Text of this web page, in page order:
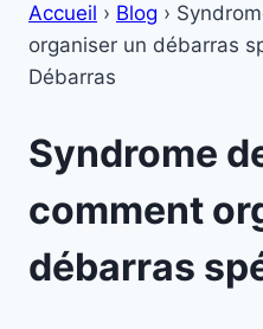
Accueil › Blog ›
organiser un débarras
Débarras
Syndrome
comment
débarras